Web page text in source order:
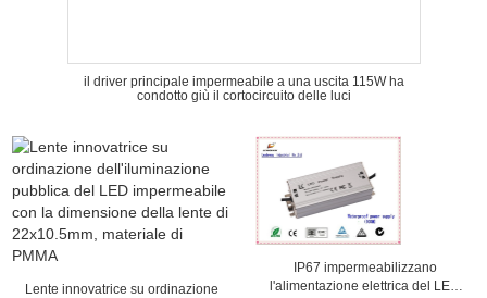
il driver principale impermeabile a una uscita 115W ha
condotto giù il cortocircuito delle luci
Lente innovatrice su ordinazione
IP67 impermeabilizzano
l'alimentazione elettrica del LED